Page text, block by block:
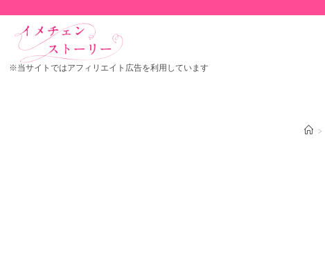
※当サイトではアフィリエイト広告を利用しています
>